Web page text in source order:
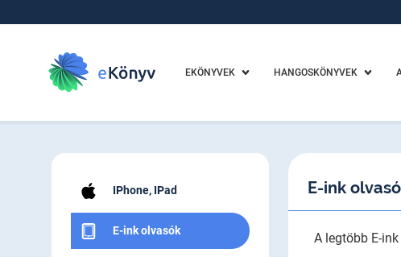
EKÖNYVEK HANGOSKÖNYVEK
IPhone, IPad
E-ink olvasók
E-ink
A legtöbb E-